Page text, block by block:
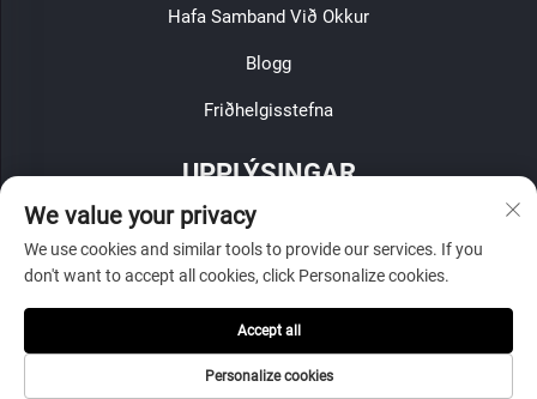
Hafa Samband Við Okkur
Blogg
Friðhelgisstefna
UPPLÝSINGAR
Skráðu þig til að motta vikuleiðbeiningarnar okkar
Senda inn
We value your privacy
We use cookies and similar tools to provide our services. If you
don't want to accept all cookies, click Personalize cookies.
Personalize cookies
Accept all